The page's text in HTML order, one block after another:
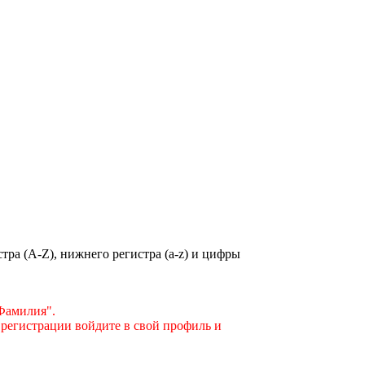
(A-Z), нижнего регистра (a-z) и цифры
войдите в свой профиль и